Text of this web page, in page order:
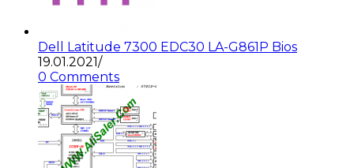
Dell Latitude 7300 EDC30 LA-G861P Bios
19.01.2021/
0 Comments